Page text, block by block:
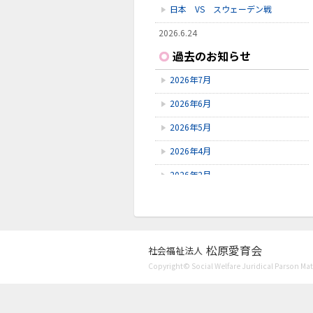
日本 VS スウェーデン戦
2026.6.24
2026.6.23
雪見橋野菜市
2026.6.23
雪見橋の大掃除を行いました。
過去のお知らせ
2026年7月
2026年6月
2026年5月
2026年4月
2026年2月
2025年10月
2025年9月
社会福祉法人 松原愛育会
Copyright© Social Welfare Juridical Parson